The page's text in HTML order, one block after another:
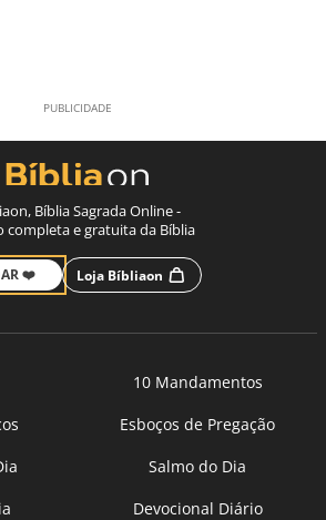
Bíblia Sagrada Online -
completa e gratuita da Bíblia
❤️ Loja Bíbliaon
10 Mandamentos
Esboços de Pregação
Salmo do Dia
Devocional Diário